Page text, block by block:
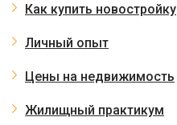
Как купить новостройку
Личный опыт
Цены на недвижимость
Жилищный практикум